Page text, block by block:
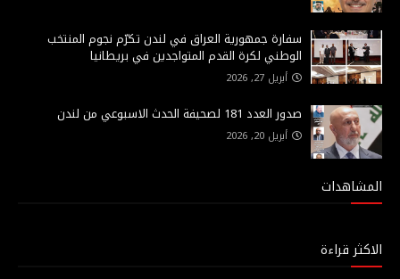
سفارة جمهورية العراق في لندن تكرّم نجوم المنتخب
الوطني لكرة القدم المتواجدين في بريطانيا
أبريل 27, 2026
صدور العدد 181 لصحيفة الحدث الاسبوعي من لندن
أبريل 20, 2026
المشاهدات
الاكثر قراءة